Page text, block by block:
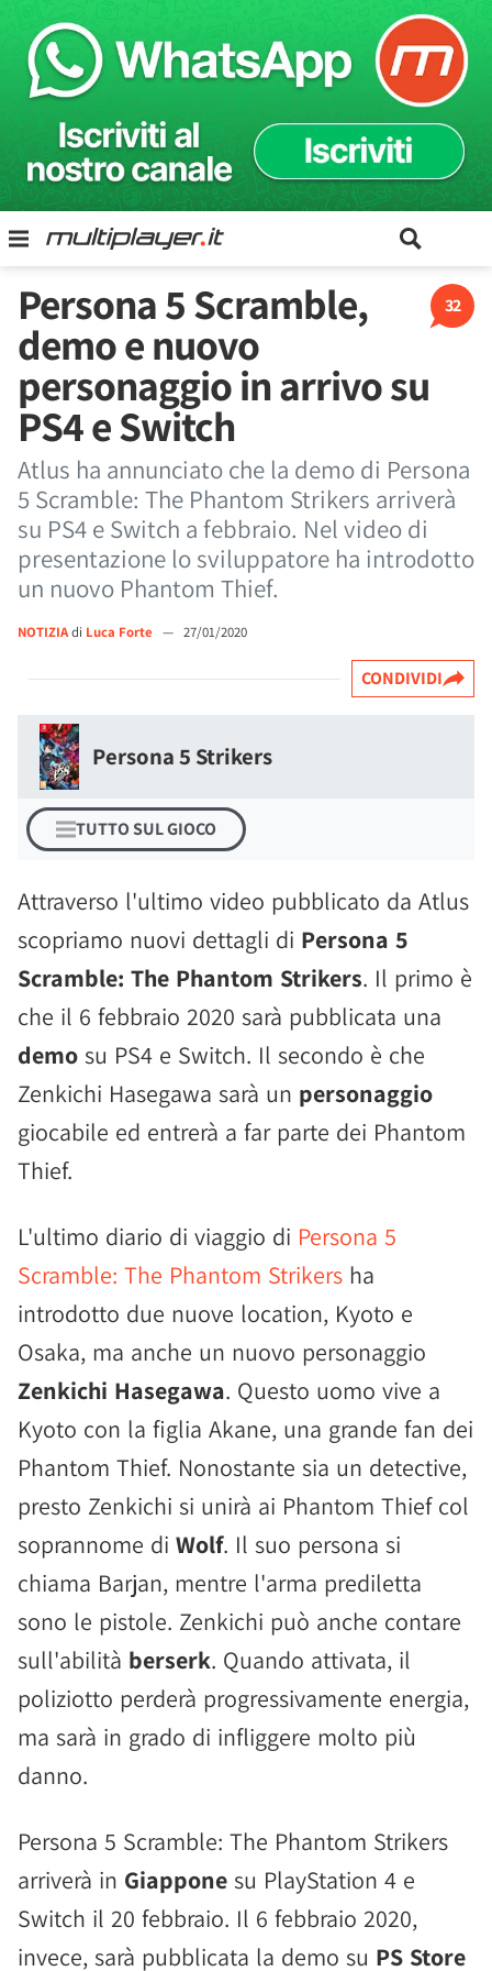
32
Persona 5 Scramble,
demo e nuovo
personaggio in arrivo su
PS4 e Switch
Atlus ha annunciato che la demo di Persona
5 Scramble: The Phantom Strikers arriverà
su PS4 e Switch a febbraio. Nel video di
presentazione lo sviluppatore ha introdotto
un nuovo Phantom Thief.
NOTIZIAdi Luca Forte — 27/01/2020
CONDIVIDI
Persona 5 Strikers
TUTTO SUL GIOCO
Attraverso l'ultimo video pubblicato da Atlus
scopriamo nuovi dettagli di Persona 5
Scramble: The Phantom Strikers. Il primo è
che il 6 febbraio 2020 sarà pubblicata una
demo su PS4 e Switch. Il secondo è che
Zenkichi Hasegawa sarà un personaggio
giocabile ed entrerà a far parte dei Phantom
Thief.
L'ultimo diario di viaggio di Persona 5
Scramble: The Phantom Strikers ha
introdotto due nuove location, Kyoto e
Osaka, ma anche un nuovo personaggio
Zenkichi Hasegawa. Questo uomo vive a
Kyoto con la figlia Akane, una grande fan dei
Phantom Thief. Nonostante sia un detective,
presto Zenkichi si unirà ai Phantom Thief col
soprannome di Wolf. Il suo persona si
chiama Barjan, mentre l'arma prediletta
sono le pistole. Zenkichi può anche contare
sull'abilità berserk. Quando attivata, il
poliziotto perderà progressivamente energia,
ma sarà in grado di infliggere molto più
danno.
Persona 5 Scramble: The Phantom Strikers
arriverà in Giappone su PlayStation 4 e
Switch il 20 febbraio. Il 6 febbraio 2020,
invece, sarà pubblicata la demo su PS Store